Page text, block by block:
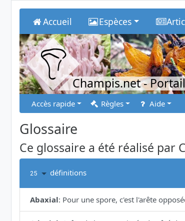
Accueil Espèces
Champis.net-
Accès rapide Règles Aide
Glossaire
Ce glossaire a été réalisé par
25 définitions
Abaxial: Pour une spore, c'est l'arête